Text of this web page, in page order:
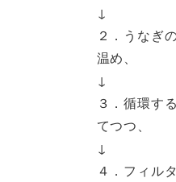
↓
２．うなぎ
温め、
↓
３．循環す
てつつ、
↓
４．フィル